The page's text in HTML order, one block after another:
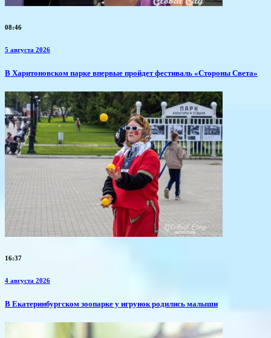
08:46
5 августа 2026
В Харитоновском парке впервые пройдет фестиваль «Стороны Света»
16:37
4 августа 2026
​В Екатеринбургском зоопарке у игрунок родились малыши